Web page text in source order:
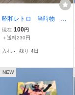
昭和レトロ 当時物 カ
セットテープ 行くぞ! U
FOロボ大集合
現在 100円
＋送料230円
入札 - 残り 4日
NEW